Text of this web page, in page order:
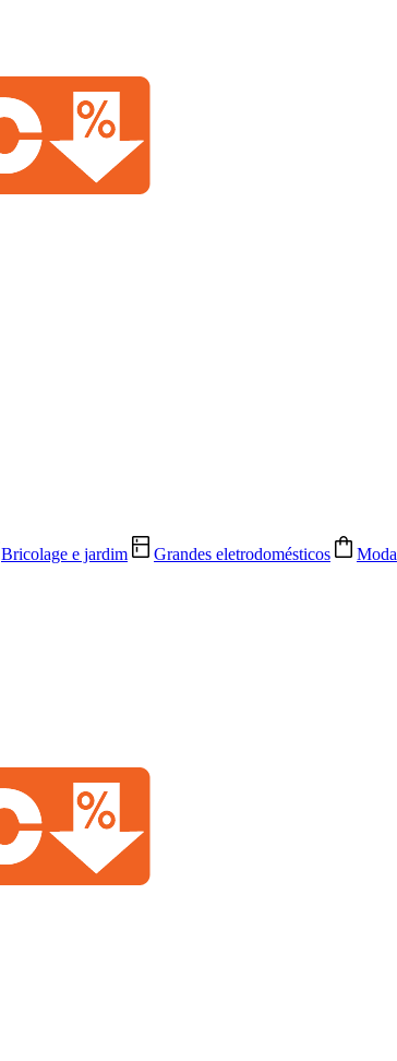
Bricolage e jardim Grandes eletrodomésticos Moda